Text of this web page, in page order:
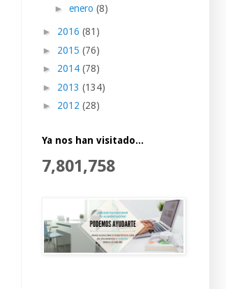
► enero (8)
► 2016 (81)
► 2015 (76)
► 2014 (78)
► 2013 (134)
► 2012 (28)
Ya nos han visitado...
7,801,758